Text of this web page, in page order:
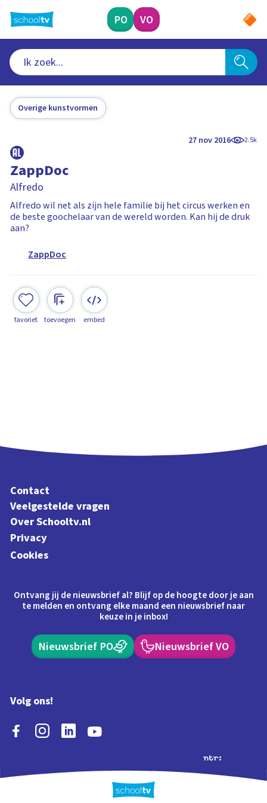
naar
hoofdinhoud
PO VO
Overige kunstvormen
27 nov 2016 2.5k
ZappDoc
Alfredo
Alfredo wil net als zijn hele familie bij het circus werken en
de beste goochelaar van de wereld worden. Kan hij de druk
aan?
ZappDoc
favoriet toevoegen embed
Contact
Veelgestelde vragen
Over Schooltv.nl
Privacy
Cookies
Ontvang jij de nieuwsbrief al? Blijf op de hoogte door je aan
te melden en ontvang elke maand een nieuwsbrief naar
keuze in je inbox!
Nieuwsbrief PO Nieuwsbrief VO
Volg ons!